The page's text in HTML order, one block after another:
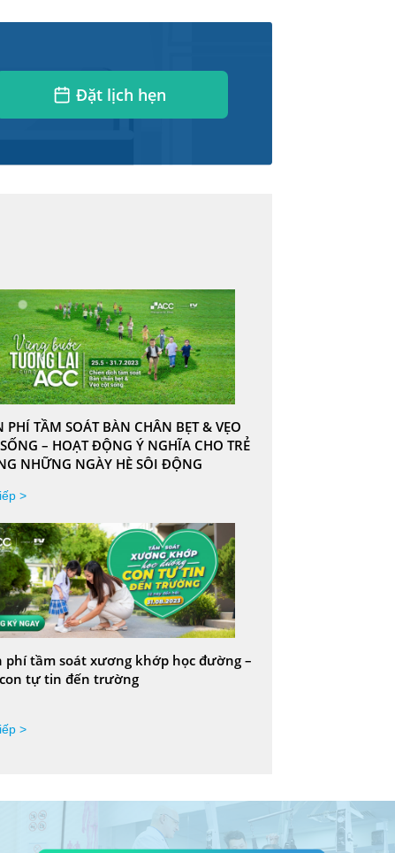
Đặt lịch hẹn
PHÍ TẦM SOÁT BÀN CHÂN BẸT & VẸO
– HOẠT ĐỘNG Ý NGHĨA CHO TRẺ
NHỮNG NGÀY HÈ SÔI ĐỘNG
>
phí tầm soát xương khớp học đường –
tự tin đến trường
>